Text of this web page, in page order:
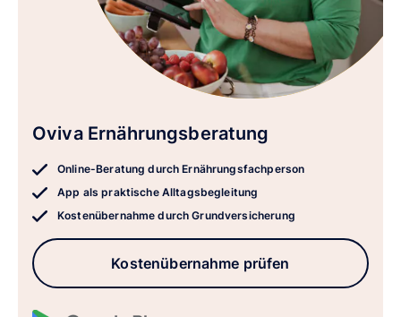
Oviva Ernährungsberatung
Online-Beratung durch Ernährungsfachperson
App als praktische Alltagsbegleitung
Kostenübernahme durch Grundversicherung
Kostenübernahme prüfen